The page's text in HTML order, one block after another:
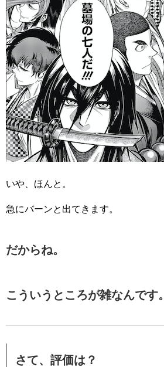
いや、ほんと。
急にバーンと出てきます。
だからね。
こういうところが雑なんです。
さて、評価は？